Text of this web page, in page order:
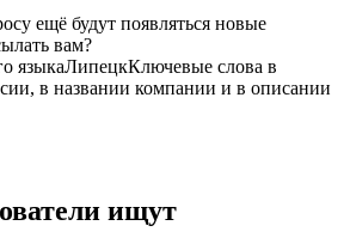
ещё будут появляться новые
вам?
языкаЛипецкКлючевые слова в
в названии компании и в описании
ищут